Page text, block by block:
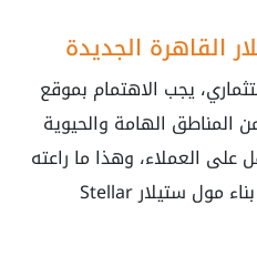
القاهرة الجديدة
يجب الاهتمام بموقع
المناطق الهامة والحيوية
العملاء، وهذا ما راعته
شركة جي دي العقارية أثناء بناء مول ستيلار Stellar